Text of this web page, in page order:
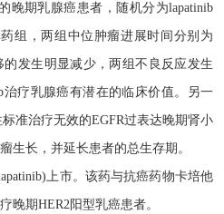
晚期乳腺癌患者，随机分为lapatinib
组，两组中位肿瘤进展时间分别为
的发生明显减少，两组不良反应发生
疗乳腺癌有潜在的临床价值。另一
准治疗无效的EGFR过表达晚期肾小
生长，并延长患者的总生存期。
上市。该药与抗癌药物卡培他
晚期HER2阳型乳癌患者。